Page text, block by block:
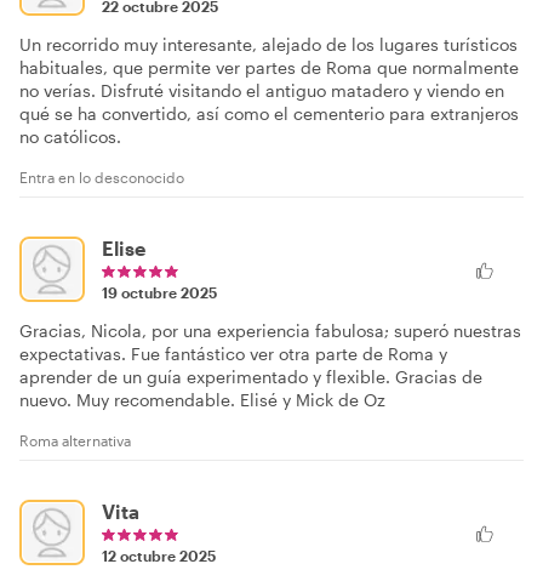
22 octubre 2025
Un recorrido muy interesante, alejado de los lugares turísticos
habituales, que permite ver partes de Roma que normalmente
no verías. Disfruté visitando el antiguo matadero y viendo en
qué se ha convertido, así como el cementerio para extranjeros
no católicos.
Entra en lo desconocido
Elise
19 octubre 2025
Gracias, Nicola, por una experiencia fabulosa; superó nuestras
expectativas. Fue fantástico ver otra parte de Roma y
aprender de un guía experimentado y flexible. Gracias de
nuevo. Muy recomendable. Elisé y Mick de Oz
Roma alternativa
Vita
12 octubre 2025